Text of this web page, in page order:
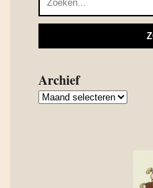
Archief
Archief